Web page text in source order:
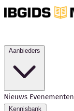
Nieuws Evenementen